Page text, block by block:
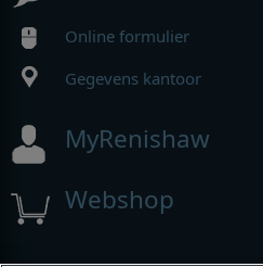
Online formulier
Gegevens kantoor
MyRenishaw
Webshop